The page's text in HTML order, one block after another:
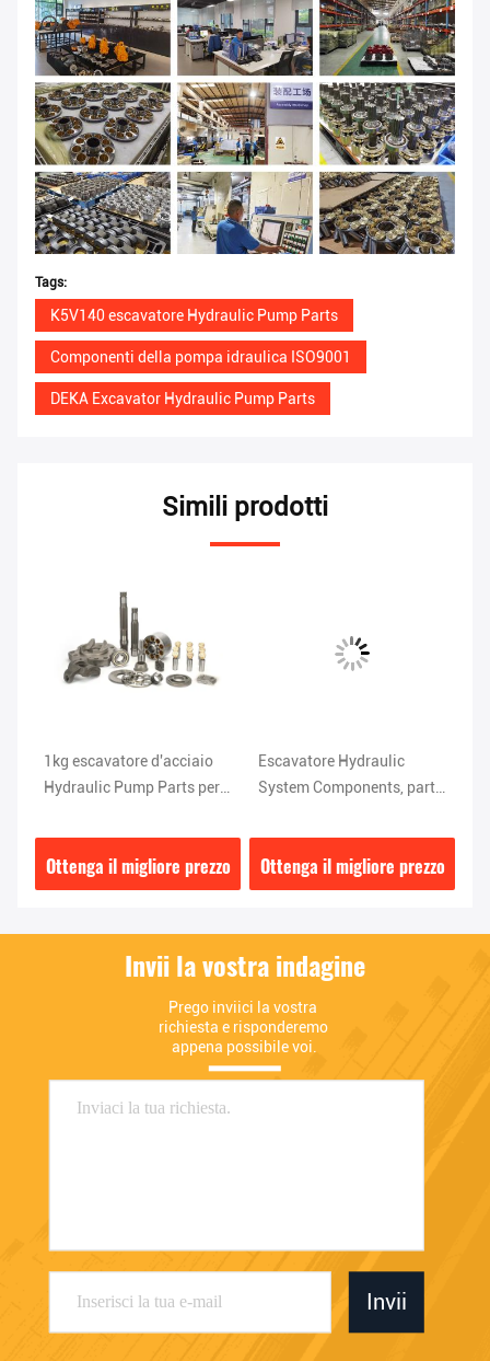
Tags:
K5V140 escavatore Hydraulic Pump Parts
Componenti della pompa idraulica ISO9001
DEKA Excavator Hydraulic Pump Parts
Simili prodotti
1kg escavatore d'acciaio
Hydraulic Pump Parts per
Ottenga il migliore prezzo
Escavatore Hydraulic
System Components, parti
PC200-7/HPV95
Ottenga il migliore prezzo
Invii la vostra indagine
Prego inviici la vostra
richiesta e risponderemo
appena possibile voi.
Invii